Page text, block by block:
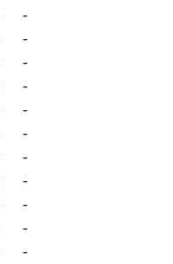
-
-
-
-
-
-
-
-
-
-
-